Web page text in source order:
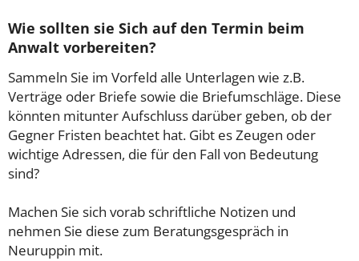
Wie sollten sie Sich auf den Termin beim
Anwalt vorbereiten?
Sammeln Sie im Vorfeld alle Unterlagen wie z.B.
Verträge oder Briefe sowie die Briefumschläge. Diese
könnten mitunter Aufschluss darüber geben, ob der
Gegner Fristen beachtet hat. Gibt es Zeugen oder
wichtige Adressen, die für den Fall von Bedeutung
sind?
Machen Sie sich vorab schriftliche Notizen und
nehmen Sie diese zum Beratungsgespräch in
Neuruppin mit.